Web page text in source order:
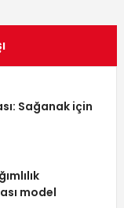
Sağanak için
model